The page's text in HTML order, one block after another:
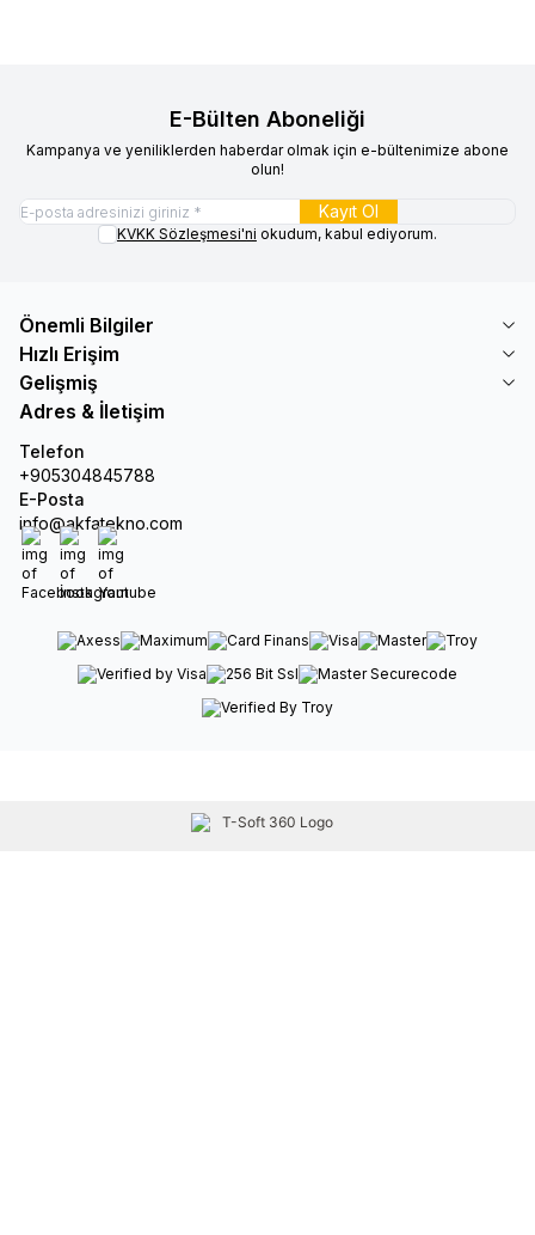
E-Bülten Aboneliği
Kampanya ve yeniliklerden haberdar olmak için e-bültenimize abone
olun!
Kayıt Ol
KVKK Sözleşmesi'ni okudum, kabul ediyorum.
Önemli Bilgiler
Hızlı Erişim
Gelişmiş
Adres & İletişim
Telefon
+905304845788
E-Posta
info@akfatekno.com
Facebook
İnstagramYoutube